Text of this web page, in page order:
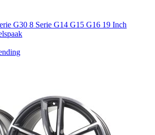
G30 8 Serie G14 G15 G16 19 Inch